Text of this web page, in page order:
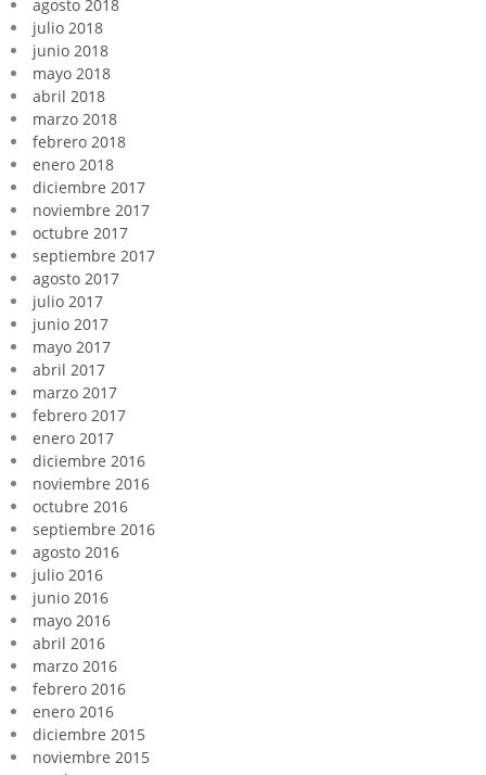
agosto 2018
julio 2018
junio 2018
mayo 2018
abril 2018
marzo 2018
febrero 2018
enero 2018
diciembre 2017
noviembre 2017
octubre 2017
septiembre 2017
agosto 2017
julio 2017
junio 2017
mayo 2017
abril 2017
marzo 2017
febrero 2017
enero 2017
diciembre 2016
noviembre 2016
octubre 2016
septiembre 2016
agosto 2016
julio 2016
junio 2016
mayo 2016
abril 2016
marzo 2016
febrero 2016
enero 2016
diciembre 2015
noviembre 2015